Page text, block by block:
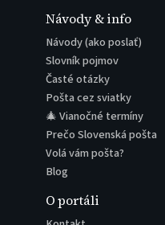
Návody & info
Návody (ako poslať)
Slovník pojmov
Časté otázky
Pošta cez sviatky
🎄 Vianočné termíny
Prečo Slovenská pošta
Volá vám pošta?
Blog
O portáli